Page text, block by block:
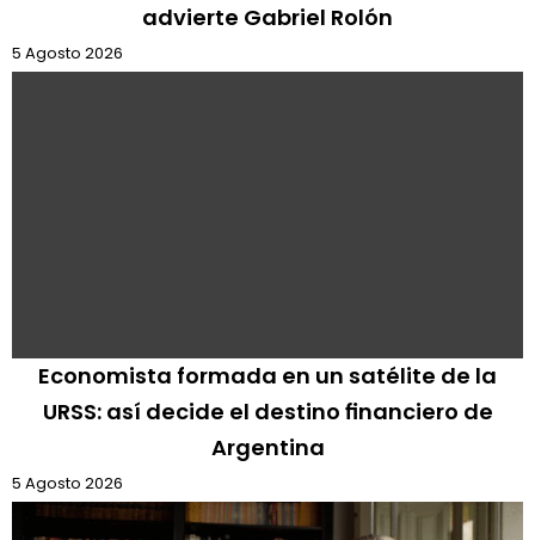
advierte Gabriel Rolón
5 Agosto 2026
Economista formada en un satélite de la
URSS: así decide el destino financiero de
Argentina
5 Agosto 2026